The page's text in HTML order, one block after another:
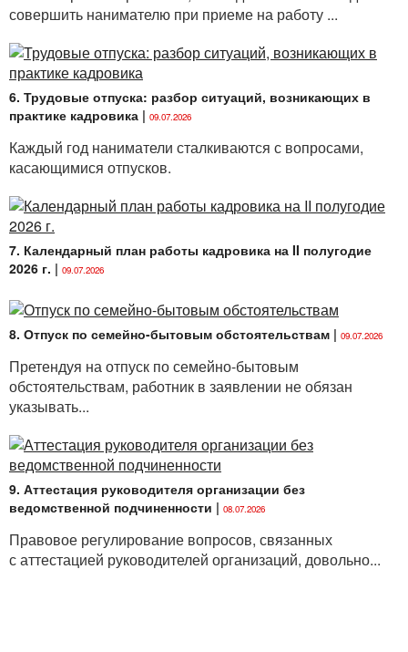
совершить нанимателю при приеме на работу ...
6. Трудовые отпуска: разбор ситуаций, возникающих в
практике кадровика | 09.07.2026
Каждый год наниматели сталкиваются с вопросами,
касающимися отпусков.
7. Календарный план работы кадровика на II полугодие
2026 г. | 09.07.2026
8. Отпуск по семейно-бытовым обстоятельствам | 09.07.2026
Претендуя на отпуск по семейно-бытовым
обстоятельствам, работник в заявлении не обязан
указывать...
9. Аттестация руководителя организации без
ведомственной подчиненности | 08.07.2026
Правовое регулирование вопросов, связанных
с аттестацией руководителей организаций, довольно...